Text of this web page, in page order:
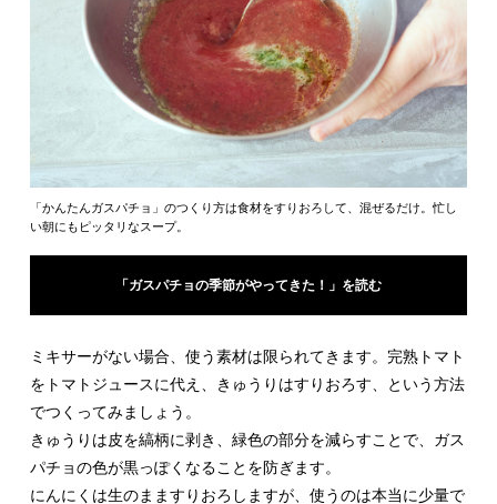
「かんたんガスパチョ」のつくり方は食材をすりおろして、混ぜるだけ。忙し
い朝にもピッタリなスープ。
「ガスパチョの季節がやってきた！」を読む
ミキサーがない場合、使う素材は限られてきます。完熟トマト
をトマトジュースに代え、きゅうりはすりおろす、という方法
でつくってみましょう。
きゅうりは皮を縞柄に剥き、緑色の部分を減らすことで、ガス
パチョの色が黒っぽくなることを防ぎます。
にんにくは生のまますりおろしますが、使うのは本当に少量で